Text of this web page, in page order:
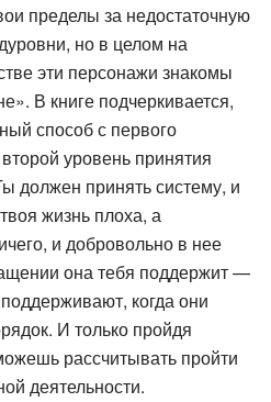
пределы за недостаточную
но в целом на
эти персонажи знакомы
В книге подчеркивается,
способ с первого
уровень принятия
должен принять систему, и
жизнь плоха, а
и добровольно в нее
она тебя поддержит —
когда они
И только пройдя
рассчитывать пройти
деятельности.